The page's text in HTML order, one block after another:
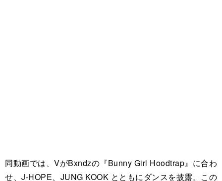
同動画では、VがBxndzの『Bunny Girl Hoodtrap』に合わ
せ、J-HOPE、JUNG KOOK とともにダンスを披露。この